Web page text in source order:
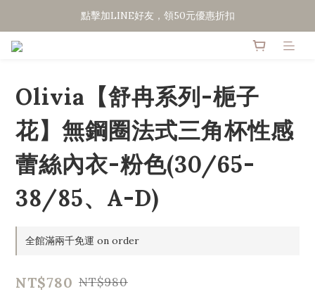
點擊加LINE好友，領50元優惠折扣
點擊加LINE好友，領50元優惠折扣
Olivia【舒冉系列-梔子
花】無鋼圈法式三角杯性感
蕾絲內衣-粉色(30/65-
38/85、A-D)
全館滿兩千免運 on order
NT$780 NT$980